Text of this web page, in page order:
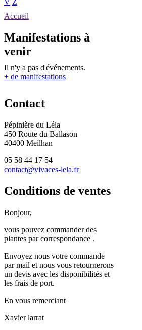
V Z
Accueil
Manifestations à
venir
Il n'y a pas d'événements.
+ de manifestations
Contact
Pépinière du Léla
450 Route du Ballason
40400 Meilhan
05 58 44 17 54
contact@vivaces-lela.fr
Conditions de ventes
Bonjour,
vous pouvez commander des
plantes par correspondance .
Envoyez nous votre commande
par mail et nous vous retournerons
un devis avec les disponibilités et
les frais de port.
En vous remerciant
Xavier larrat